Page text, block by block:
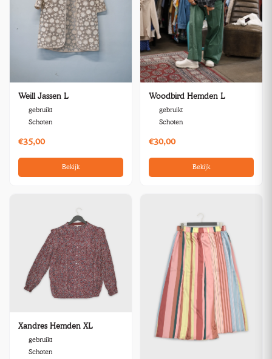
Weill Jassen L
gebruikt
Schoten
€35,00
Bekijk
Woodbird Hemden L
gebruikt
Schoten
€30,00
Bekijk
Xandres Hemden XL
gebruikt
Schoten